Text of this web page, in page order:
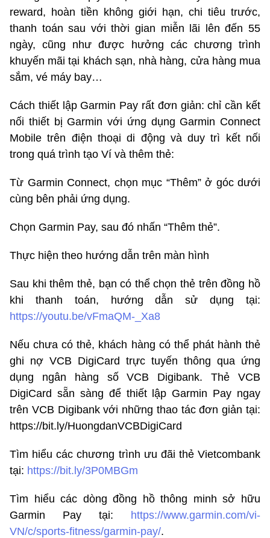
reward, hoàn tiền không giới hạn, chi tiêu trước,
thanh toán sau với thời gian miễn lãi lên đến 55
ngày, cũng như được hưởng các chương trình
khuyến mãi tại khách sạn, nhà hàng, cửa hàng mua
sắm, vé máy bay…
Cách thiết lập Garmin Pay rất đơn giản: chỉ cần kết
nối thiết bị Garmin với ứng dụng Garmin Connect
Mobile trên điện thoại di động và duy trì kết nối
trong quá trình tạo Ví và thêm thẻ:
Từ Garmin Connect, chọn mục “Thêm” ở góc dưới
cùng bên phải ứng dụng.
Chọn Garmin Pay, sau đó nhấn “Thêm thẻ”.
Thực hiện theo hướng dẫn trên màn hình
Sau khi thêm thẻ, bạn có thể chọn thẻ trên đồng hồ
khi thanh toán, hướng dẫn sử dụng tại:
https://youtu.be/vFmaQM-_Xa8
Nếu chưa có thẻ, khách hàng có thể phát hành thẻ
ghi nợ VCB DigiCard trực tuyến thông qua ứng
dụng ngân hàng số VCB Digibank. Thẻ VCB
DigiCard sẵn sàng để thiết lập Garmin Pay ngay
trên VCB Digibank với những thao tác đơn giản tại:
https://bit.ly/HuongdanVCBDigiCard
Tìm hiểu các chương trình ưu đãi thẻ Vietcombank
tại: https://bit.ly/3P0MBGm
Tìm hiểu các dòng đồng hồ thông minh sở hữu
Garmin Pay tại: https://www.garmin.com/vi-
VN/c/sports-fitness/garmin-pay/.